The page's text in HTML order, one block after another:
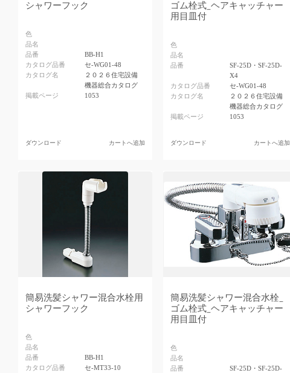
シャワーフック
色
品名
品番
BB-H1
カタログ品番
セ-WG01-48
カタログ名
２０２６住宅設備
機器総合カタログ
掲載ページ
1053
ダウンロード カートへ追加
ゴム栓式_ヘアキャッチャー
用目皿付
色
品名
品番
SF-25D・SF-25D-
X4
カタログ品番
セ-WG01-48
カタログ名
２０２６住宅設備
機器総合カタログ
掲載ページ
1053
ダウンロード カートへ追加
簡易洗髪シャワー混合水栓用
シャワーフック
色
品名
品番
BB-H1
カタログ品番
セ-MT33-10
簡易洗髪シャワー混合水栓_
ゴム栓式_ヘアキャッチャー
用目皿付
色
品名
品番
SF-25D・SF-25D-